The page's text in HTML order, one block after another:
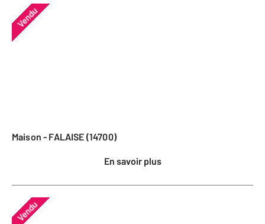
Vendu
Maison - FALAISE (14700)
En savoir plus
Vendu